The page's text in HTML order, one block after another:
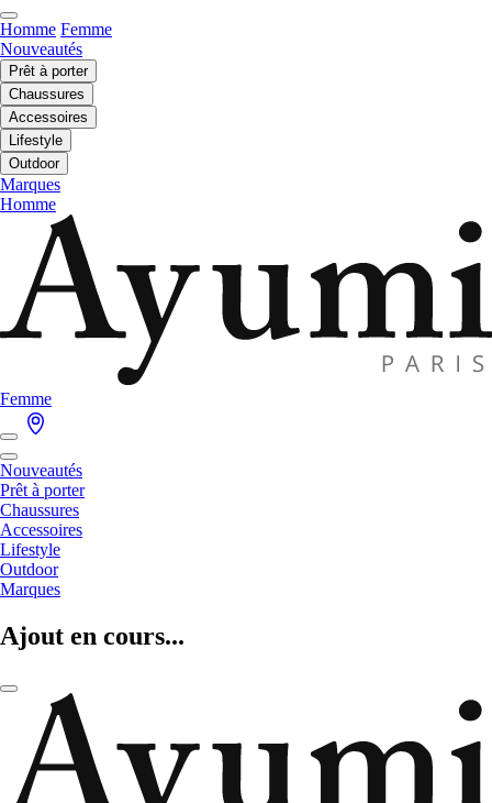
Homme Femme
Nouveautés
Prêt à porter
Chaussures
Accessoires
Lifestyle
Outdoor
Marques
Homme
Femme
Nouveautés
Prêt à porter
Chaussures
Accessoires
Lifestyle
Outdoor
Marques
Ajout en cours...